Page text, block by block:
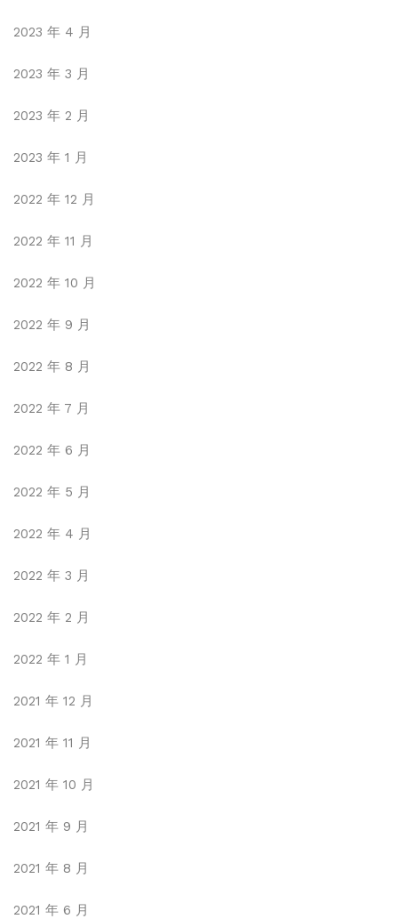
2023 年 4 月
2023 年 3 月
2023 年 2 月
2023 年 1 月
2022 年 12 月
2022 年 11 月
2022 年 10 月
2022 年 9 月
2022 年 8 月
2022 年 7 月
2022 年 6 月
2022 年 5 月
2022 年 4 月
2022 年 3 月
2022 年 2 月
2022 年 1 月
2021 年 12 月
2021 年 11 月
2021 年 10 月
2021 年 9 月
2021 年 8 月
2021 年 6 月